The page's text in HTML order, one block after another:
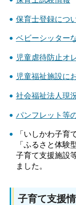
保育士登録につ
ベビーシッター
児童虐待防止オ
児童福祉施設に
社会福祉法人現
パンフレット等
「いしかわ子育
「ふるさと体験
子育て支援施設
ました。
子育て支援